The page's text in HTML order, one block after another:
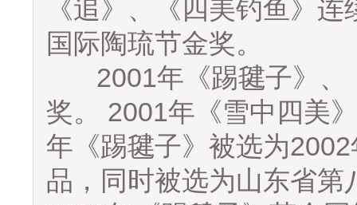
《追》、《四美钓鱼》
国际陶琉节金奖。
2001年《踢毽子》、
奖。 2001年《雪中四美
年《踢毽子》被选为
品，同时被选为山东省